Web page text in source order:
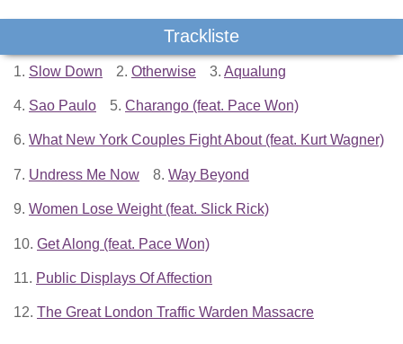
Trackliste
1. Slow Down 2. Otherwise 3. Aqualung
4. Sao Paulo 5. Charango (feat. Pace Won)
6. What New York Couples Fight About (feat. Kurt Wagner)
7. Undress Me Now 8. Way Beyond
9. Women Lose Weight (feat. Slick Rick)
10. Get Along (feat. Pace Won)
11. Public Displays Of Affection
12. The Great London Traffic Warden Massacre